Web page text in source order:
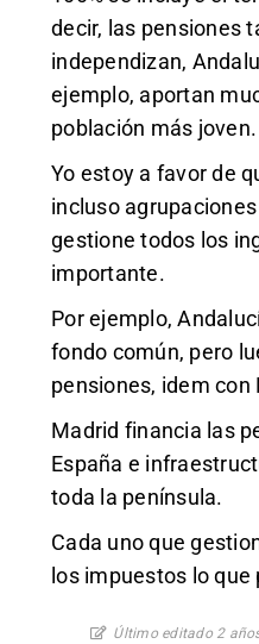
decir, las pensiones
independizan,
ejemplo, aportan
población más joven.
Yo estoy a favor de
incluso
gestione todos los
importante.
Por ejemplo,
fondo común, pero
pensiones, idem con
Madrid financia las
España e
toda la península.
Cada uno que
los impuestos lo que
Último editado 2